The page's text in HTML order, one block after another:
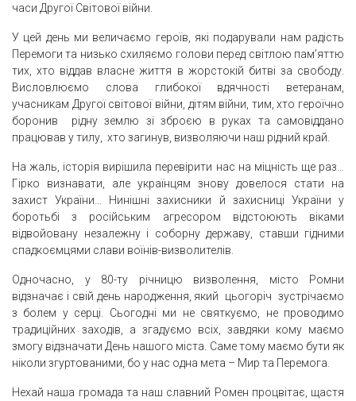
часи Другої Світової війни.
У цей день ми величаємо героїв, які подарували нам радість
Перемоги та низько схиляємо голови перед світлою пам’яттю
тих, хто віддав власне життя в жорстокій битві за свободу.
Висловлюємо слова глибокої вдячності ветеранам,
учасникам Другої світової війни, дітям війни, тим, хто героїчно
боронив рідну землю зі зброєю в руках та самовіддано
працював у тилу, хто загинув, визволяючи наш рідний край.
На жаль, історія вирішила перевірити нас на міцність ще раз…
Гірко визнавати, але українцям знову довелося стати на
захист України… Нинішні захисники й захисниці України у
боротьбі з російським агресором відстоюють віками
відвойовану незалежну і соборну державу, ставши гідними
спадкоємцями слави воїнів-визволителів.
Одночасно, у 80-ту річницю визволення, місто Ромни
відзначає і свій день народження, який цьогоріч зустрічаємо
з болем у серці. Сьогодні ми не святкуємо, не проводимо
традиційних заходів, а згадуємо всіх, завдяки кому маємо
змогу відзначати День нашого міста. Саме тому маємо бути як
ніколи згуртованими, бо у нас одна мета – Мир та Перемога.
Нехай наша громада та наш славний Ромен процвітає, щастя